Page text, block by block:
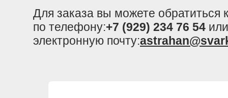
Для заказа вы можете
по телефону:+7 (929) 234 76 54
электронную почту: